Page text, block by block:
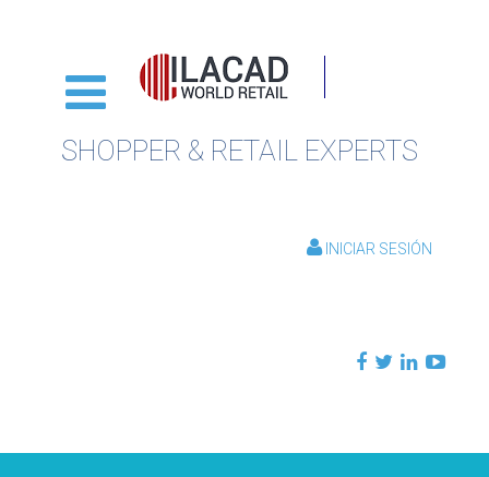
SHOPPER & RETAIL EXPERTS
INICIAR SESIÓN